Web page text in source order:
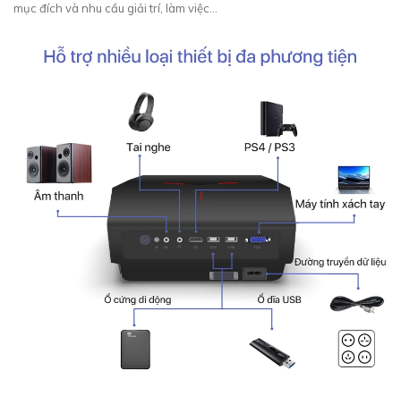
mục đích và nhu cầu giải trí, làm việc...